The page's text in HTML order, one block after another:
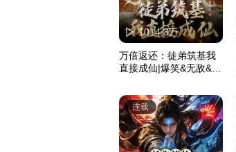
1014.3万
万倍返还：徒弟筑基我
直接成仙|爆笑&无敌&爽
连载